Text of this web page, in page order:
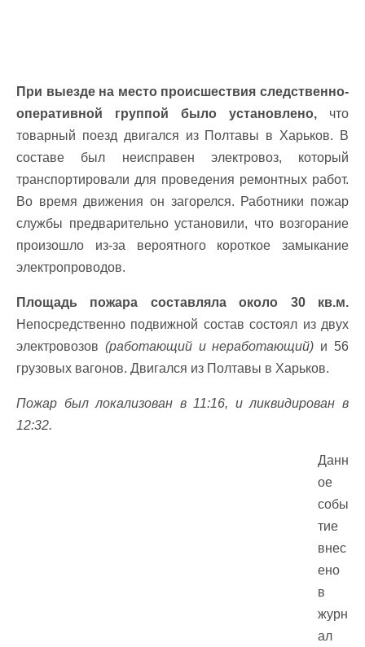
При выезде на место происшествия следственно-
оперативной группой было установлено, что
товарный поезд двигался из Полтавы в Харьков. В
составе был неисправен электровоз, который
транспортировали для проведения ремонтных работ.
Во время движения он загорелся. Работники пожар
службы предварительно установили, что возгорание
произошло из-за вероятного короткое замыкание
электропроводов.
Площадь пожара составляла около 30 кв.м.
Непосредственно подвижной состав состоял из двух
электровозов (работающий и неработающий) и 56
грузовых вагонов. Двигался из Полтавы в Харьков.
Пожар был локализован в 11:16, и ликвидирован в
12:32.
Данн
ое
собы
тие
внес
ено
в
журн
ал